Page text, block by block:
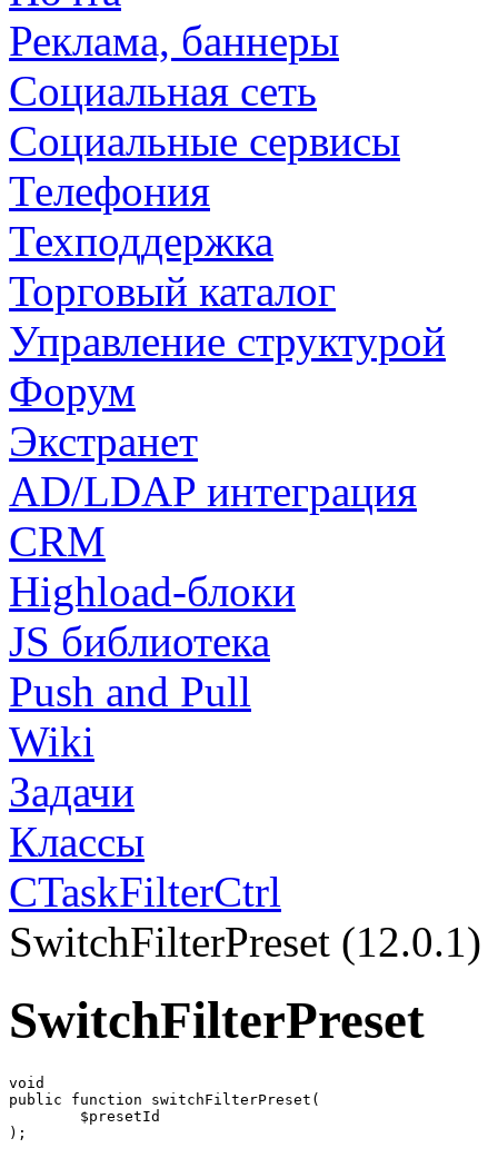
Реклама, баннеры
Социальная сеть
Социальные сервисы
Телефония
Техподдержка
Торговый каталог
Управление структурой
Форум
Экстранет
AD/LDAP интеграция
CRM
Highload-блоки
JS библиотека
Push and Pull
Wiki
Задачи
Классы
CTaskFilterCtrl
SwitchFilterPreset (12.0.1)
SwitchFilterPreset
void
public function switchFilterPreset(